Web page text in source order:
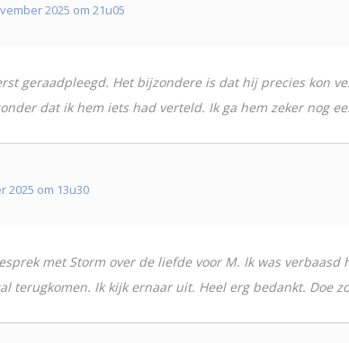
2025 om 21u05
geraadpleegd. Het bijzondere is dat hij precies kon
dat ik hem iets had verteld. Ik ga hem zeker nog
2025 om 13u30
met Storm over de liefde voor M. Ik was
terugkomen. Ik kijk ernaar uit. Heel erg bedankt. Doe